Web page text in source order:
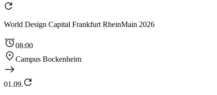
World Design Capital Frankfurt RheinMain 2026
08:00
Campus Bockenheim
01.09.